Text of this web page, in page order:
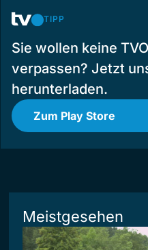
TIPP
Sie wollen keine
verpassen? Jetzt
herunterladen.
Zum Play Store
Meistgesehen